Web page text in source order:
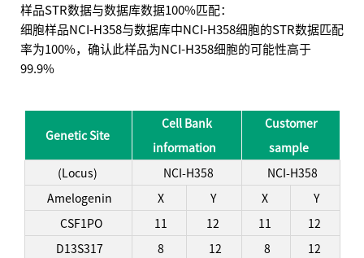
样品STR数据与数据库数据100%匹配：
细胞样品NCI-H358与数据库中NCI-H358细胞的STR数据匹配
率为100%，确认此样品为NCI-H358细胞的可能性高于
99.9%
Genetic Site
Cell Bank
information
Customer
sample
(Locus)
NCI-H358
NCI-H358
Amelogenin
X Y X
Y
CSF1PO
11 12 11
12
D13S317
8 12 8
12